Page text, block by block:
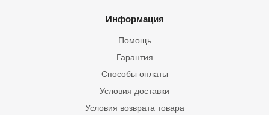
Информация
Помощь
Гарантия
Способы оплаты
Условия доставки
Условия возврата товара